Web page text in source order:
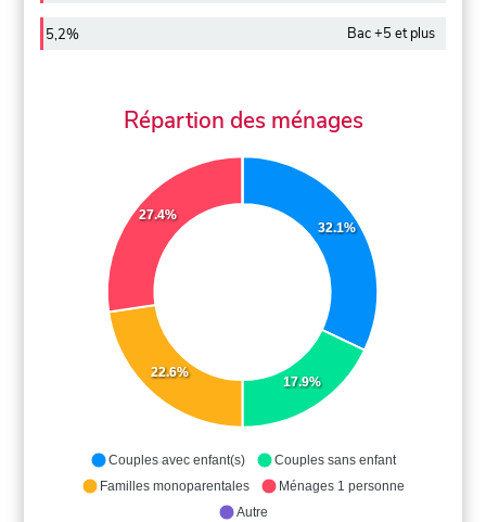
5,2% Bac +5 et plus
Répartion des ménages
32.1%
17.9%
22.6%
27.4%
Couples avec enfant(s)
Couples sans enfant
Familles monoparentales
Ménages 1 personne
Autre